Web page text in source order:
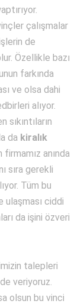
çalışmalar
de
Özellikle bazı
farkında
ve olsa dahi
alıyor.
da kiralık
anında
sıra gerekli
Tüm bu
ulaşması ciddi
da işini özveri
talepleri
veriyoruz.
olsun bu vinci